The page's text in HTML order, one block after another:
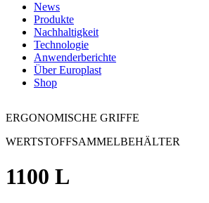
News
Produkte
Nachhaltigkeit
Technologie
Anwenderberichte
Über Europlast
Shop
ERGONOMISCHE GRIFFE
WERTSTOFFSAMMELBEHÄLTER
1100 L